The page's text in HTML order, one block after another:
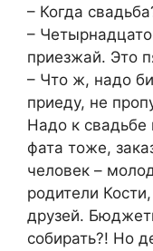
– Когда
–
приезжай. Это
– Что ж, надо
приеду, не
Надо к свадьбе
фата тоже,
человек –
родители
друзей.
собирать?! Но